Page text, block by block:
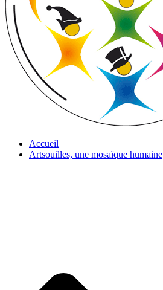
Accueil
Artsouilles, une mosaïque humaine